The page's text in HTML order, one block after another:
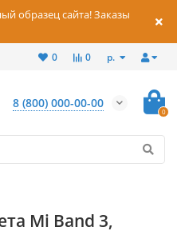
образец сайта! Заказы
р.
0
0
8 (800) 000-00-00
0
Mi Band 3,